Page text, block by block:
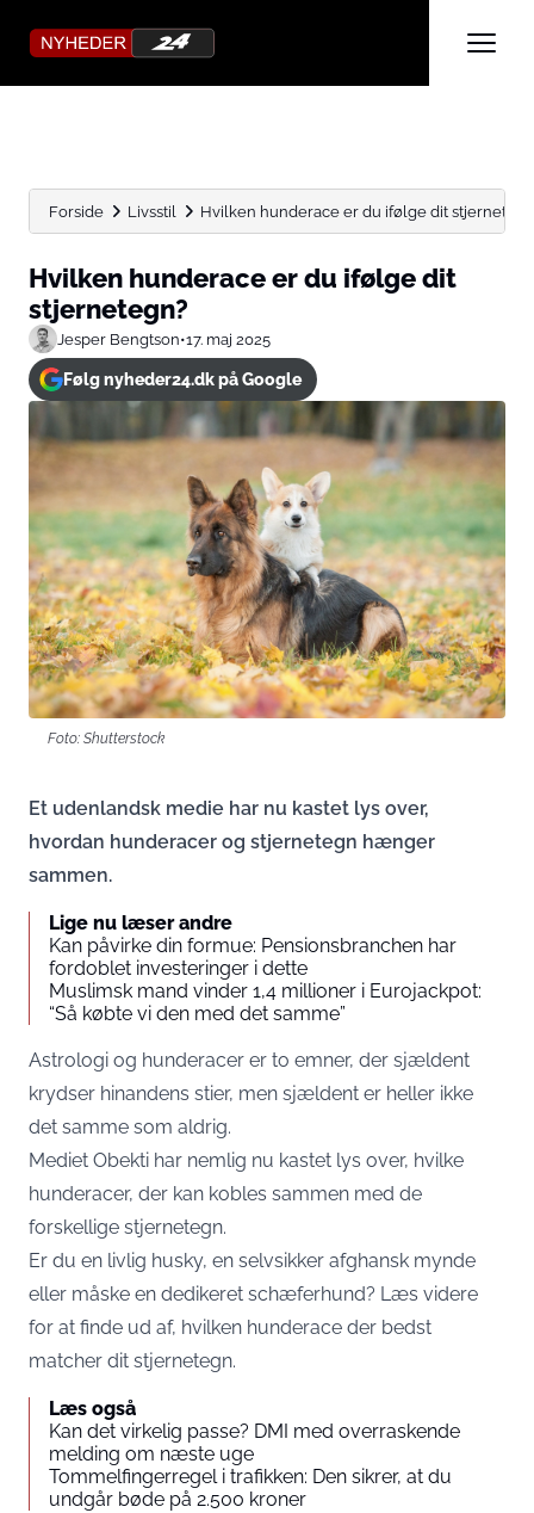
Forside Livsstil Hvilken hunderace er du ifølge dit
Hvilken hunderace er du ifølge dit
stjernetegn?
Jesper Bengtson•17. maj 2025
Følg nyheder24.dk på Google
Foto: Shutterstock
Et udenlandsk medie har nu kastet lys over,
hvordan hunderacer og stjernetegn hænger
sammen.
Lige nu læser andre
Kan påvirke din formue: Pensionsbranchen har
fordoblet investeringer i dette
Muslimsk mand vinder 1,4 millioner i Eurojackpot:
“Så købte vi den med det samme”
Astrologi og hunderacer er to emner, der sjældent
krydser hinandens stier, men sjældent er heller ikke
det samme som aldrig.
Mediet Obekti har nemlig nu kastet lys over, hvilke
hunderacer, der kan kobles sammen med de
forskellige stjernetegn.
Er du en livlig husky, en selvsikker afghansk mynde
eller måske en dedikeret schæferhund? Læs videre
for at finde ud af, hvilken hunderace der bedst
matcher dit stjernetegn.
Læs også
Kan det virkelig passe? DMI med overraskende
melding om næste uge
Tommelfingerregel i trafikken: Den sikrer, at du
undgår bøde på 2.500 kroner